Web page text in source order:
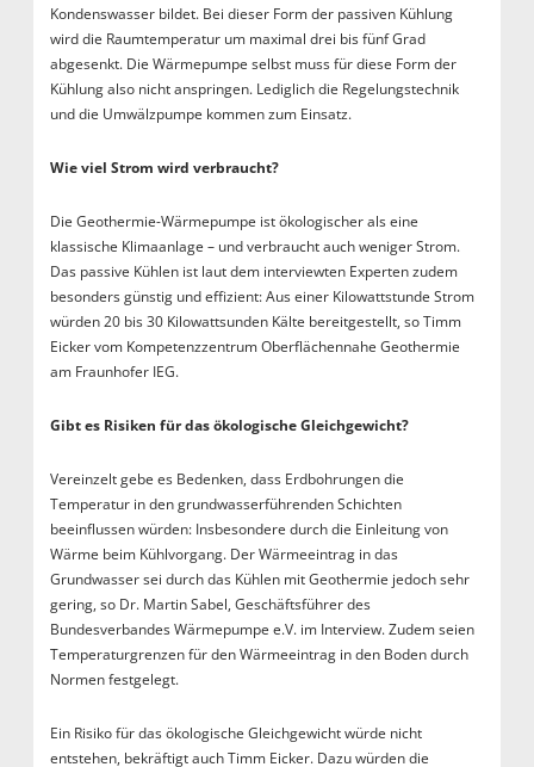
Kondenswasser bildet. Bei dieser Form der passiven Kühlung
wird die Raumtemperatur um maximal drei bis fünf Grad
abgesenkt. Die Wärmepumpe selbst muss für diese Form der
Kühlung also nicht anspringen. Lediglich die Regelungstechnik
und die Umwälzpumpe kommen zum Einsatz.
Wie viel Strom wird verbraucht?
Die Geothermie-Wärmepumpe ist ökologischer als eine
klassische Klimaanlage – und verbraucht auch weniger Strom.
Das passive Kühlen ist laut dem interviewten Experten zudem
besonders günstig und effizient: Aus einer Kilowattstunde Strom
würden 20 bis 30 Kilowattsunden Kälte bereitgestellt, so Timm
Eicker vom Kompetenzzentrum Oberflächennahe Geothermie
am Fraunhofer IEG.
Gibt es Risiken für das ökologische Gleichgewicht?
Vereinzelt gebe es Bedenken, dass Erdbohrungen die
Temperatur in den grundwasserführenden Schichten
beeinflussen würden: Insbesondere durch die Einleitung von
Wärme beim Kühlvorgang. Der Wärmeeintrag in das
Grundwasser sei durch das Kühlen mit Geothermie jedoch sehr
gering, so Dr. Martin Sabel, Geschäftsführer des
Bundesverbandes Wärmepumpe e.V. im Interview. Zudem seien
Temperaturgrenzen für den Wärmeeintrag in den Boden durch
Normen festgelegt.
Ein Risiko für das ökologische Gleichgewicht würde nicht
entstehen, bekräftigt auch Timm Eicker. Dazu würden die